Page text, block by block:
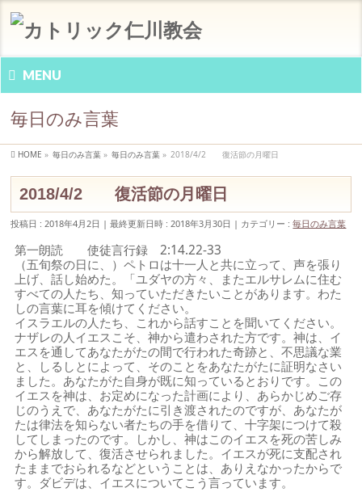
MENU
毎日のみ言葉
HOME » 毎日のみ言葉 » 毎日のみ言葉 » 2018/4/2 復活節の月曜日
2018/4/2 復活節の月曜日
投稿日 : 2018年4月2日 最終更新日時 : 2018年3月30日 カテゴリー :毎日のみ言葉
第一朗読 使徒言行録 2:14.22-33
（五旬祭の日に、）ペトロは十一人と共に立って、声を張り
上げ、話し始めた。「ユダヤの方々、またエルサレムに住む
すべての人たち、知っていただきたいことがあります。わた
しの言葉に耳を傾けてください。
イスラエルの人たち、これから話すことを聞いてください。
ナザレの人イエスこそ、神から遣わされた方です。神は、イ
エスを通してあなたがたの間で行われた奇跡と、不思議な業
と、しるしとによって、そのことをあなたがたに証明なさい
ました。あなたがた自身が既に知っているとおりです。この
イエスを神は、お定めになった計画により、あらかじめご存
じのうえで、あなたがたに引き渡されたのですが、あなたが
たは律法を知らない者たちの手を借りて、十字架につけて殺
してしまったのです。しかし、神はこのイエスを死の苦しみ
から解放して、復活させられました。イエスが死に支配され
たままでおられるなどということは、ありえなかったからで
す。ダビデは、イエスについてこう言っています。